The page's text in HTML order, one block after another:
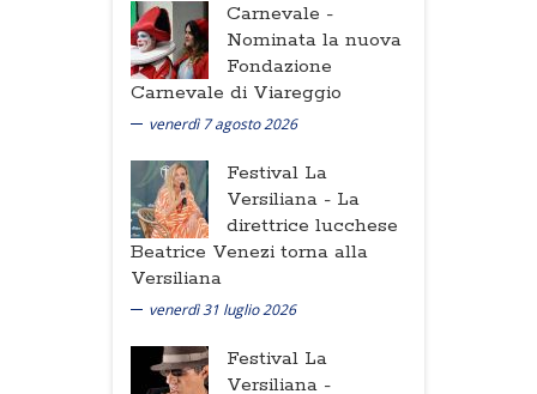
Carnevale -
Nominata la nuova
Fondazione
Carnevale di Viareggio
venerdì 7 agosto 2026
Festival La
Versiliana - La
direttrice lucchese
Beatrice Venezi torna alla
Versiliana
venerdì 31 luglio 2026
Festival La
Versiliana -